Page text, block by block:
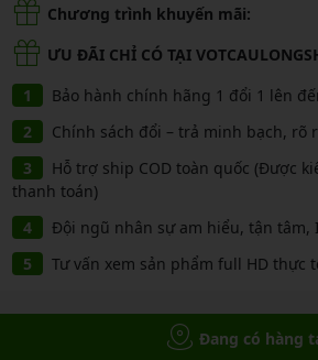
Chương trình khuyến mãi:
ƯU ĐÃI CHỈ CÓ TẠI
Bảo hành chính hãng 1 đổi 1 lên
Chính sách đổi – trả minh bạch, rõ
Hỗ trợ ship COD toàn quốc (Được
thanh toán)
Đội ngũ nhân sự am hiểu, tận tâm,
Tư vấn xem sản phẩm full HD thực
Đang có hàng